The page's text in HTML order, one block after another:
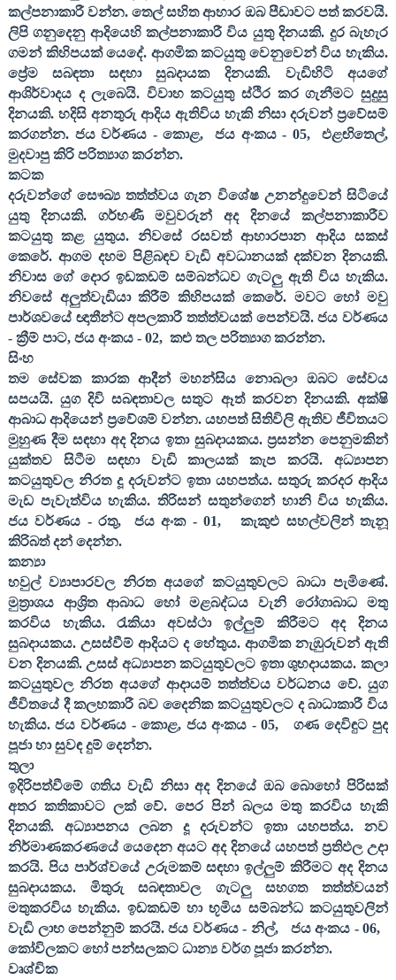
කල්පනාකාරී වන්න. තෙල් සහිත ආහාර ඔබ පීඩාවට පත් කරවයි.
ලිපි ගනුදෙනු ආදියෙහි කල්පනාකාරී විය යුතු දිනයකි. දුර බැහැර
ගමන් කිහිපයක් යෙදේ. ආගමික කටයුතු වෙනුවෙන් විය හැකිය.
ප්‍රේම සබඳතා සඳහා සුබදායක දිනයකි. වැඩිහිටි අයගේ
ආශිර්වාදය ද ලැබෙයි. විවාහ කටයුතු ස්ථිර කර ගැනීමට සුදුසු
දිනයකි. හදිසි අනතුරු ආදිය ඇතිවිය හැකි නිසා දරුවන් ප්‍රවේසම්
කරගන්න. ජය වර්ණය - කොළ, ජය අංකය - 05, එළඟිතෙල්,
මුදවාපු කිරි පරිත්‍යාග කරන්න.
කටක
දරුවන්ගේ සෞඛ්‍ය තත්ත්වය ගැන විශේෂ උනන්දුවෙන් සිටියේ
යුතු දිනයකි. ගර්භණී මවුවරුන් අද දිනයේ කල්පනාකාරීව
කටයුතු කළ යුතුය. නිවසේ රසවත් ආහාරපාන ආදිය සකස්
කෙරේ. ආගම දහම පිළිබඳව වැඩි අවධානයක් දක්වන දිනයකි.
නිවාස ගේ දොර ඉඩකඩම් සම්බන්ධව ගැටලු ඇති විය හැකිය.
නිවසේ අලුත්වැඩියා කිරීම් කිහිපයක් කෙරේ. මවට හෝ මවු
පාර්ශවයේ ඥාතීන්ට අපලකාරී තත්ත්වයක් පෙන්වයි. ජය වර්ණය
- ක්‍රීම් පාට, ජය අංකය - 02, කළු තල පරිත්‍යාග කරන්න.
සිංහ
තම සේවක කාරක ආදීන් මහන්සිය නොබලා ඔබට සේවය
සපයයි. යුග දිවි සබඳතාවල සතුට ඈත් කරවන දිනයකි. අක්ෂි
ආබාධ ආදියෙන් ප්‍රවේශම් වන්න. යහපත් සිතිවිලි ඇතිව ජීවිතයට
මුහුණ දීම සඳහා අද දිනය ඉතා සුබදායකය. ප්‍රසන්න පෙනුමකින්
යුක්තව සිටීම සඳහා වැඩි කාලයක් කැප කරයි. අධ්‍යාපන
කටයුතුවල නිරත දූ දරුවන්ට ඉතා යහපත්ය. සතුරු කරදර ආදිය
මැඩ පැවැත්විය හැකිය. තිරිසන් සතුන්ගෙන් හානි විය හැකිය.
ජය වර්ණය - රතු, ජය අංක -01,
කැකුළු සහල්වලින් තැනූ
කිරිබත් දන් දෙන්න.
කන්‍යා
හවුල් ව්‍යාපාරවල නිරත අයගේ කටයුතුවලට බාධා පැමිණේ.
මුත්‍රාශය ආශ්‍රිත ආබාධ හෝ මළබද්ධය වැනි රෝගාබාධ මතු
කරවිය හැකිය. රැකියා අවස්ථා ඉල්ලුම් කිරීමට අද දිනය
සුබදායකය. උසස්වීම් ආදියට ද හේතුය. ආගමික නැඹුරුවන් ඇති
වන දිනයකි. උසස් අධ්‍යාපන කටයුතුවලට ඉතා ශුභදායකය. කලා
කටයුතුවල නිරත අයගේ ආදායම් තත්ත්වය වර්ධනය වේ. යුග
ජීවිතයේ දී කලහකාරී බව දෛනික කටයුතුවලට ද බාධාකාරී විය
හැකිය. ජය වර්ණය - කොළ, ජය අංකය -05,
ගණ දෙවිඳුට පුද
පූජා හා සුවඳ දුම් දෙන්න.
තුලා
ඉදිරිපත්වීමේ ගතිය වැඩි නිසා අද දිනයේ ඔබ බොහෝ පිරිසක්
අතර කතිකාවට ලක් වේ. පෙර පින් බලය මතු කරවිය හැකි
දිනයකි. අධ්‍යාපනය ලබන දූ දරුවන්ට ඉතා යහපත්ය. නව
නිර්මාණකරණයේ යෙදෙන අයට අද දිනයේ යහපත් ප්‍රතිඵල උදා
කරයි. පිය පාර්ශ්වයේ උරුමකම් සඳහා ඉල්ලුම් කිරීමට අද දිනය
සුබදායකය. මිතුරු සබඳතාවල ගැටලු සහගත තත්ත්වයන්
මතුකරවිය හැකිය. ඉඩකඩම් හා භූමිය සම්බන්ධ කටයුතුවලින්
වැඩි ලාභ පෙන්නුම් කරයි. ජය වර්ණය - නිල්, ජය අංකය -06,
කෝවිලකට හෝ පන්සලකට ධාන්‍ය වර්ග පූජා කරන්න.
වෘශ්චික